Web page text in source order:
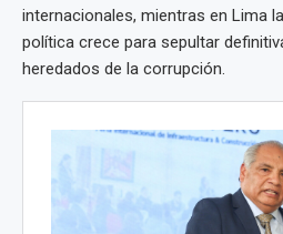
internacionales, mientras en Lima
política crece para sepultar
heredados de la corrupción.